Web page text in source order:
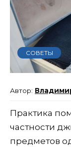
СОВЕТЫ
Практика
частности
предметов